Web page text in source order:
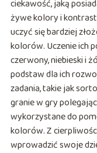
ciekawość, jaką
żywe kolory i
uczyć się bardziej
kolorów. Uczenie ich
czerwony, niebieski i
podstaw dla ich
zadania, takie jak
granie w gry
wykorzystane do
kolorów. Z
wprowadzić swoje